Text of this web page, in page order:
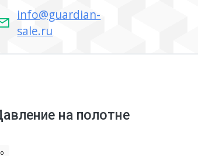
info@guardian-
sale.ru
на полотне